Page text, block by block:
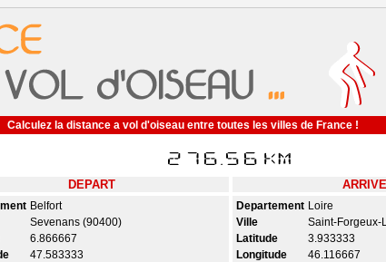
Calculez la distance a vol d'oiseau entre toutes les villes de France !
DEPART
Belfort
Sevenans (90400)
6.866667
47.583333
Departement Loire
Ville
Saint-Forgeux-
Latitude
3.933333
Longitude
46.116667